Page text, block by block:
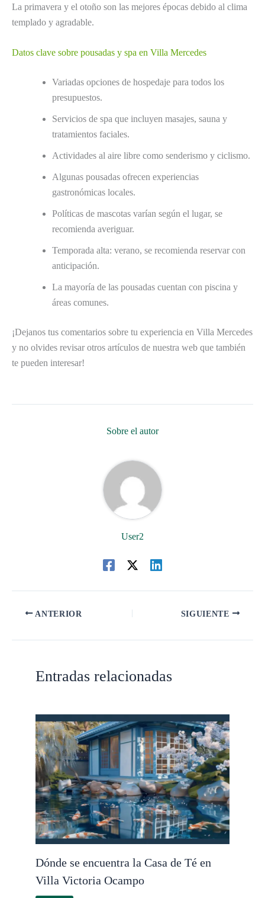
La primavera y el otoño son las mejores épocas debido al clima
templado y agradable.
Datos clave sobre pousadas y spa en Villa Mercedes
Variadas opciones de hospedaje para todos los
presupuestos.
Servicios de spa que incluyen masajes, sauna y
tratamientos faciales.
Actividades al aire libre como senderismo y ciclismo.
Algunas pousadas ofrecen experiencias
gastronómicas locales.
Políticas de mascotas varían según el lugar, se
recomienda averiguar.
Temporada alta: verano, se recomienda reservar con
anticipación.
La mayoría de las pousadas cuentan con piscina y
áreas comunes.
¡Dejanos tus comentarios sobre tu experiencia en Villa Mercedes
y no olvides revisar otros artículos de nuestra web que también
te pueden interesar!
Sobre el autor
User2
ANTERIOR SIGUIENTE
Entradas relacionadas
Dónde se encuentra la Casa de Té en
Villa Victoria Ocampo